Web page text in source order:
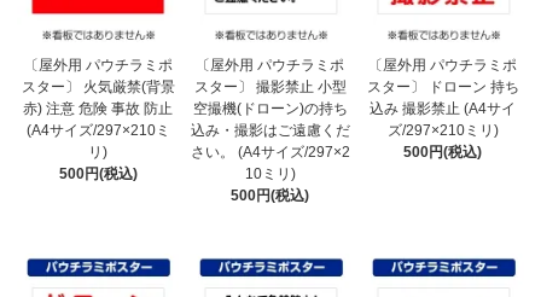
〔屋外用 パウチラミポ
スター〕 火気厳禁(背景
赤) 注意 危険 事故 防止
(A4サイズ/297×210ミ
リ)
500円(税込)
〔屋外用 パウチラミポ
スター〕 撮影禁止 小型
空撮機(ドローン)の持ち
込み・撮影はご遠慮くだ
さい。 (A4サイズ/297×2
10ミリ)
500円(税込)
〔屋外用 パウチラミポ
スター〕 ドローン 持ち
込み 撮影禁止 (A4サイ
ズ/297×210ミリ)
500円(税込)